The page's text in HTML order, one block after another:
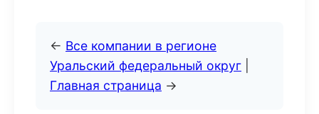
← Все компании в регионе
Уральский федеральный округ
Главная страница →